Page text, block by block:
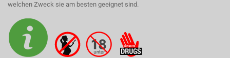
welchen Zweck sie am besten geeignet sind.